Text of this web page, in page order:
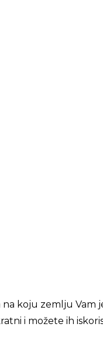
na koju zemlju
i možete ih